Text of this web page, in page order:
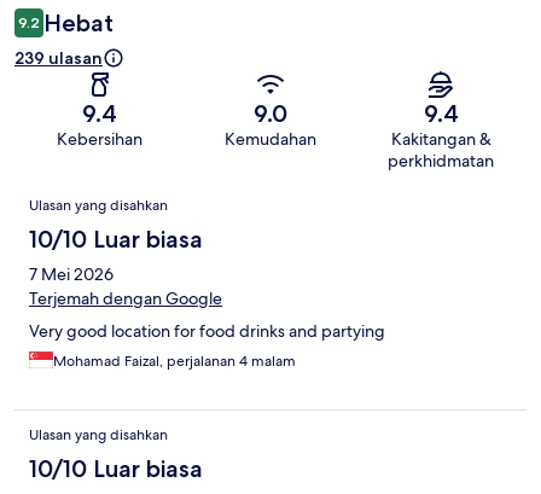
9.2 Hebat
239 ulasan
9.4
Kebersihan
9.0
Kemudahan
9.4
Kakitangan &
perkhidmatan
Ulasan
Ulasan yang disahkan
10/10 Luar biasa
7 Mei 2026
Terjemah dengan Google
Very good location for food drinks and partying
Mohamad Faizal, perjalanan 4 malam
Ulasan yang disahkan
10/10 Luar biasa